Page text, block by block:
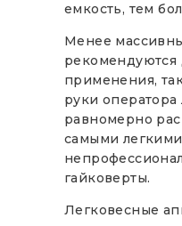
емкость, тем
Менее
рекомендуются
применения,
руки
равномерно
самыми
гайковерты.
Легковесные